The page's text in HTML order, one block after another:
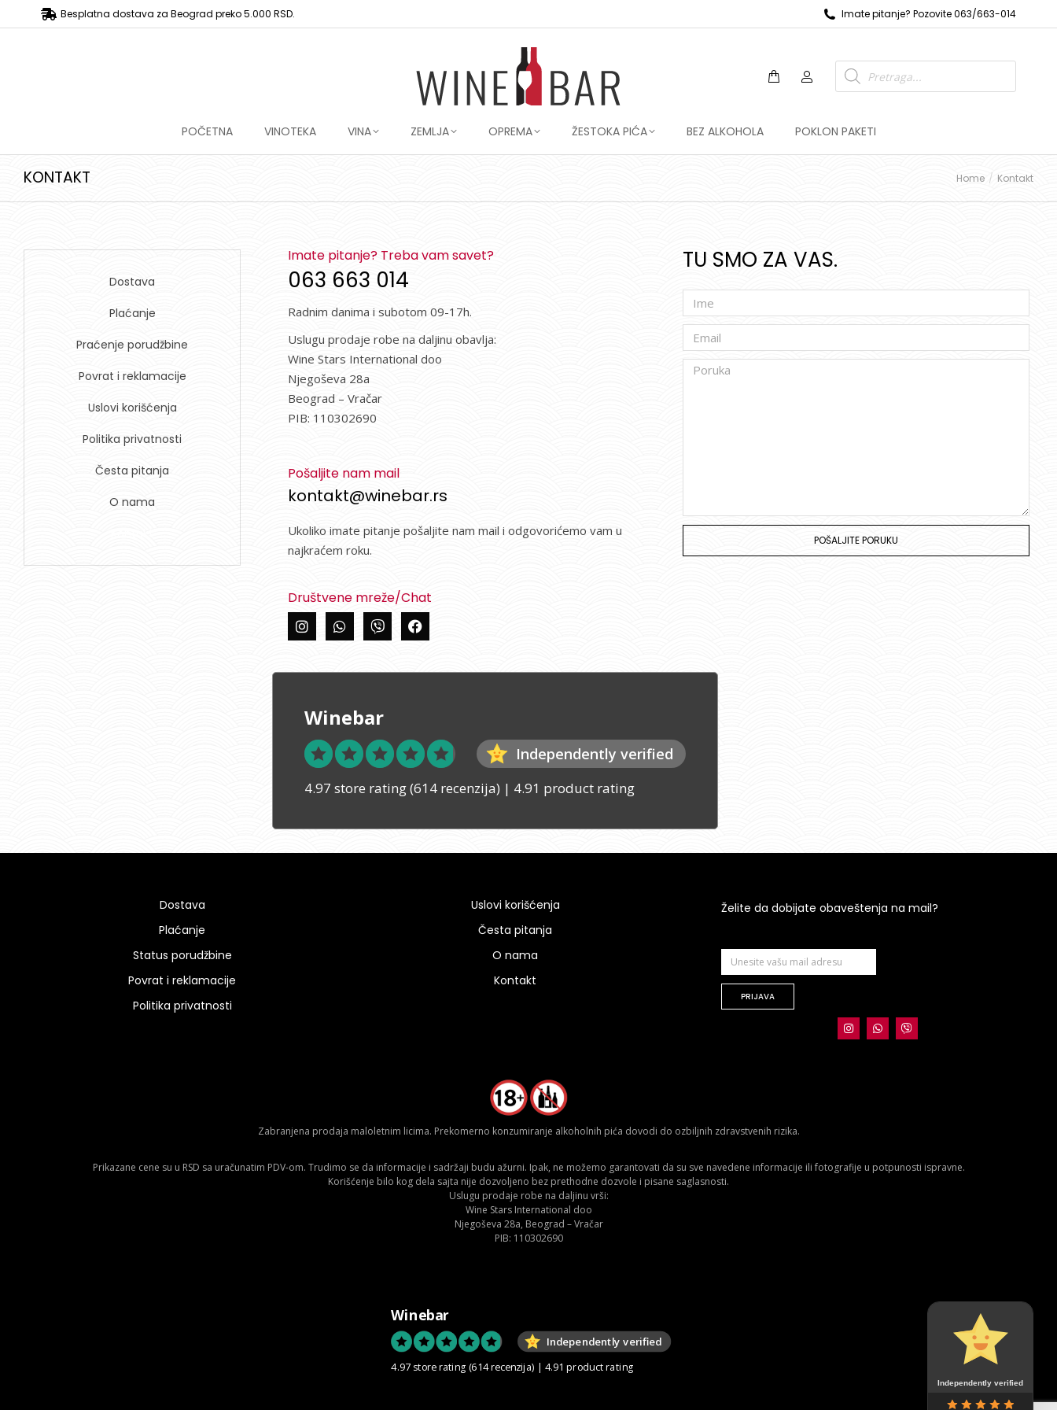
Besplatna dostava za Beograd preko 5.000 RSD. Imate pitanje? Pozovite 063/663-014
POČETNA VINOTEKA VINA ZEMLJA OPREMA ŽESTOKA PIĆA BEZ ALKOHOLA POKLON PAKETI
KONTAKT Home Kontakt
Dostava
Plaćanje
Praćenje porudžbine
Povrat i reklamacije
Uslovi korišćenja
Politika privatnosti
Česta pitanja
O nama
Imate pitanje? Treba vam savet?
063 663 014
Radnim danima i subotom 09-17h.
Uslugu prodaje robe na daljinu obavlja:
Wine Stars International doo
Njegoševa 28a
Beograd – Vračar
PIB: 110302690
Pošaljite nam mail
kontakt@winebar.rs
Ukoliko imate pitanje pošaljite nam mail i odgovorićemo vam u
najkraćem roku.
Društvene mreže/Chat
TU SMO ZA VAS.
POŠALJITE PORUKU
Winebar
Independently verified
4.97 store rating(614 recenzija) | 4.91 product rating
Dostava
Plaćanje
Status porudžbine
Povrat i reklamacije
Politika privatnosti
Uslovi korišćenja
Česta pitanja
O nama
Kontakt
Želite da dobijate obaveštenja na mail?
PRIJAVA
Zabranjena prodaja maloletnim licima. Prekomerno konzumiranje alkoholnih pića dovodi do ozbiljnih zdravstvenih rizika.
Prikazane cene su u RSD sa uračunatim PDV-om. Trudimo se da informacije i sadržaji budu ažurni. Ipak, ne možemo garantovati da su sve navedene informacije ili fotografije u potpunosti ispravne.
Korišćenje bilo kog dela sajta nije dozvoljeno bez prethodne dozvole i pisane saglasnosti.
Uslugu prodaje robe na daljinu vrši:
Wine Stars International doo
Njegoševa 28a, Beograd – Vračar
PIB: 110302690
Winebar
Independently verified
4.97 store rating (614 recenzija) | 4.91 product rating
Independently verified